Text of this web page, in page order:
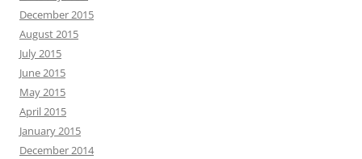
December 2015
August 2015
July 2015
June 2015
May 2015
April 2015
January 2015
December 2014